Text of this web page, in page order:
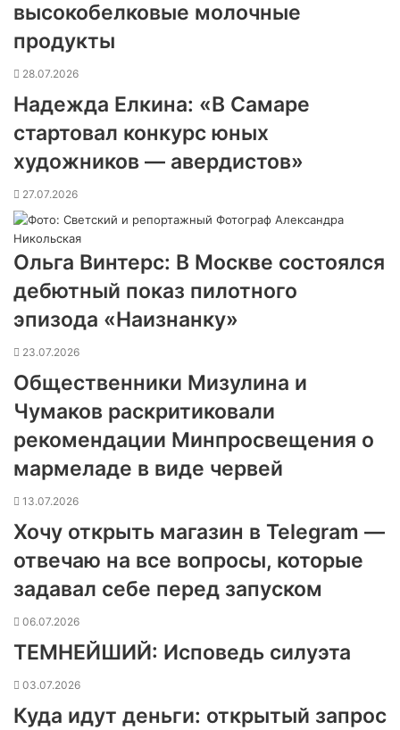
высокобелковые молочные
продукты
28.07.2026
Надежда Елкина: «В Самаре
стартовал конкурс юных
художников — авердистов»
27.07.2026
Ольга Винтерс: В Москве состоялся
дебютный показ пилотного
эпизода «Наизнанку»
23.07.2026
Общественники Мизулина и
Чумаков раскритиковали
рекомендации Минпросвещения о
мармеладе в виде червей
13.07.2026
Хочу открыть магазин в Telegram —
отвечаю на все вопросы, которые
задавал себе перед запуском
06.07.2026
ТЕМНЕЙШИЙ: Исповедь силуэта
03.07.2026
Куда идут деньги: открытый запрос